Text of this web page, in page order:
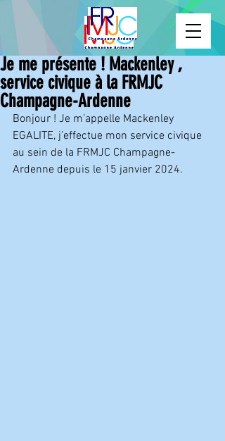
Je me présente ! Mackenley ,
service civique à la FRMJC
Champagne-Ardenne
Bonjour ! Je m’appelle Mackenley
EGALITE, j’effectue mon service civique
au sein de la FRMJC Champagne-
Ardenne depuis le 15 janvier 2024.